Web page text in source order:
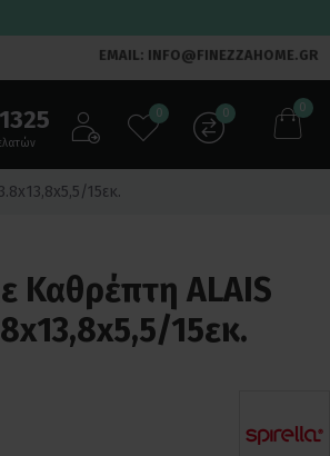
EMAIL: INFO@FINEZZAHOME.GR
0 0 0
15εκ.
Καθρέπτη ALAIS
15εκ.